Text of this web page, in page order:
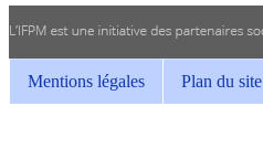
Mentions légales Plan du site